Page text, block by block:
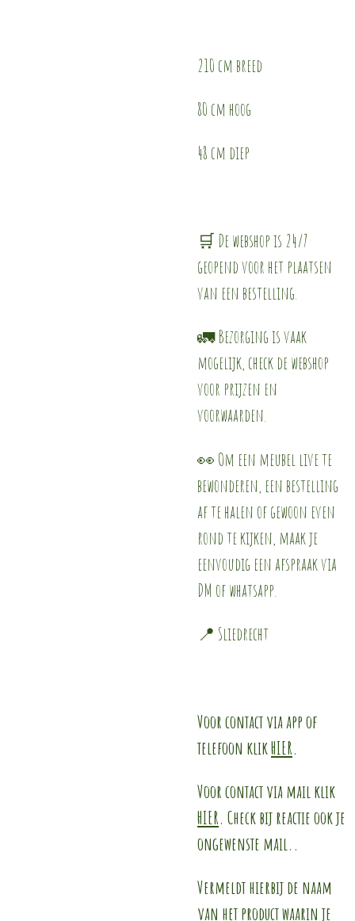
210 cm breed
80 cm hoog
48 cm diep
🛒 De webshop is 24/7
geopend voor het plaatsen
van een bestelling.
🚛 Bezorging is vaak
mogelijk, check de webshop
voor prijzen en
voorwaarden.
👀 Om een meubel live te
bewonderen, een bestelling
af te halen of gewoon even
rond te kijken, maak je
eenvoudig een afspraak via
DM of whatsapp.
📍 Sliedrecht
Voor contact via app of
telefoon klikHIER
Voor contact via mail klik
HIER. Check bij reactie ook je
ongewenste mail..
Vermeldt hierbij de naam
van het product waarin je